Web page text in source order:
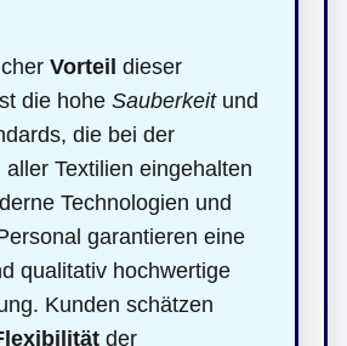
Vorteil dieser
die hohe Sauberkeitund
die bei der
aller Textilien eingehalten
Technologien und
garantieren eine
qualitativ hochwertige
Kunden schätzen
der